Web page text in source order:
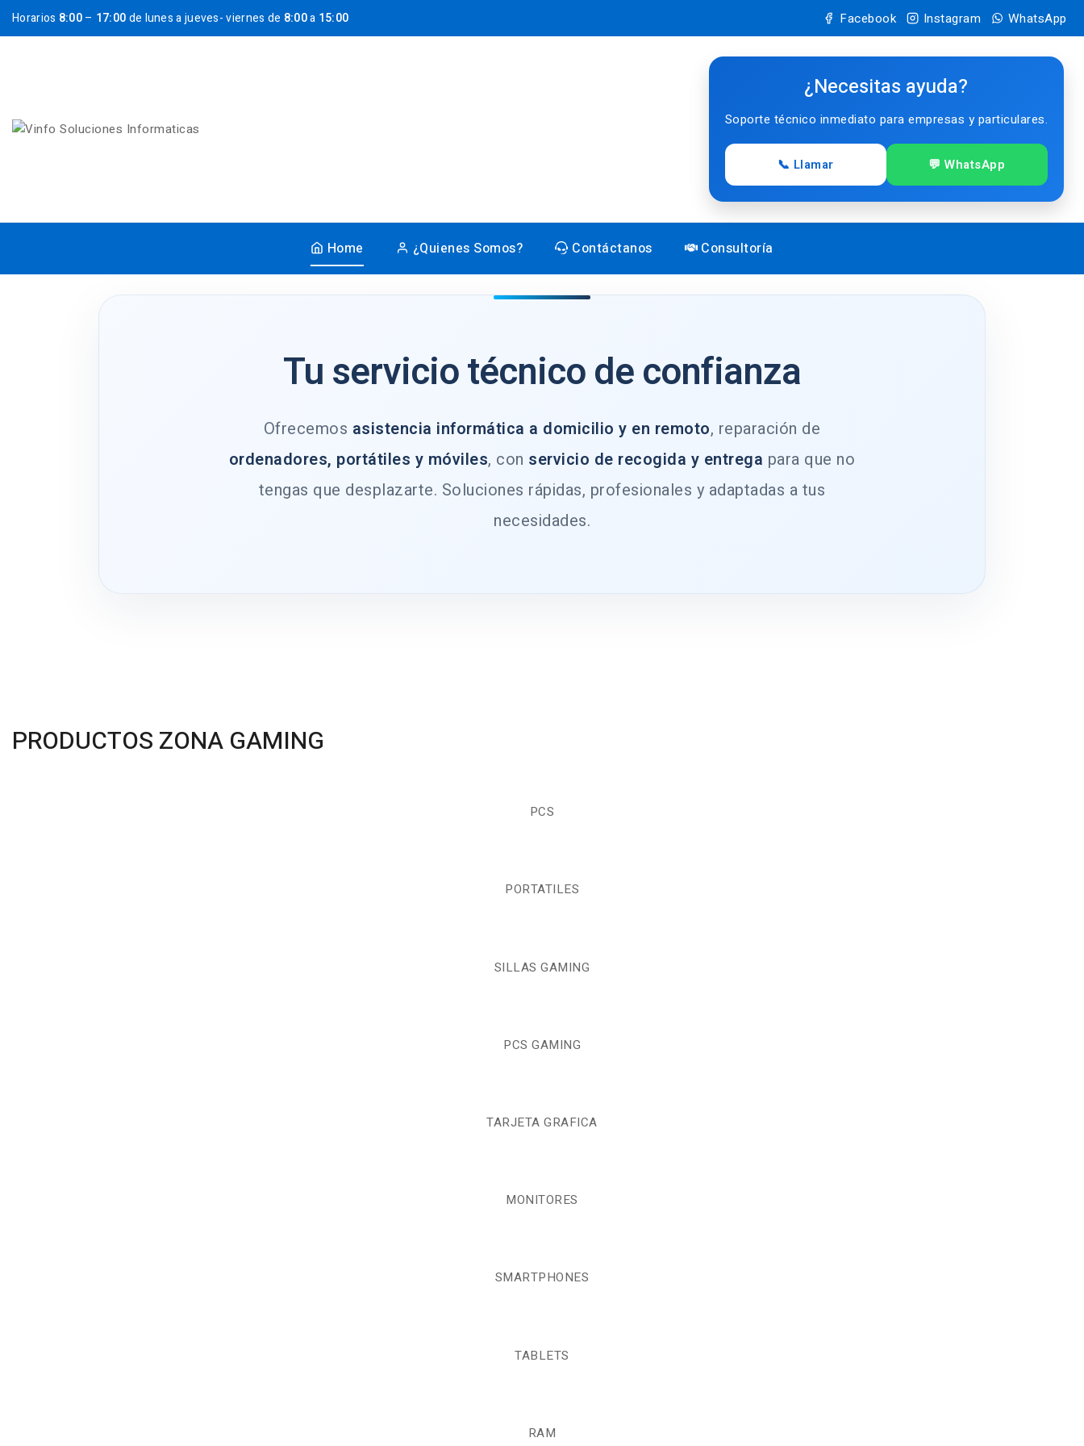
Horarios 8:00– 17:00de lunes a jueves- viernes de 8:00a 15:00 Facebook Instagram WhatsApp
¿Necesitas ayuda?
Soporte técnico inmediato para empresas y particulares.
📞 Llamar 💬 WhatsApp
Home ¿Quienes Somos? Contáctanos Consultoría
Tu servicio técnico de confianza
Ofrecemos asistencia informática a domicilio y en remoto, reparación de
ordenadores, portátiles y móviles, con servicio de recogida y entrega para que no
tengas que desplazarte. Soluciones rápidas, profesionales y adaptadas a tus
necesidades.
PRODUCTOS ZONA GAMING
PCS
PORTATILES
SILLAS GAMING
PCS GAMING
TARJETA GRAFICA
MONITORES
SMARTPHONES
TABLETS
RAM